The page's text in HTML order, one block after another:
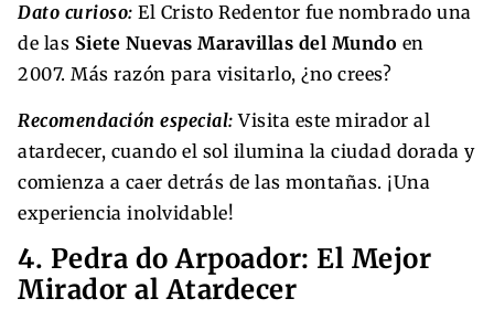
Dato curioso: El Cristo Redentor fue nombrado una
de las Siete Nuevas Maravillas del Mundo en
2007. Más razón para visitarlo, ¿no crees?
Recomendación especial: Visita este mirador al
atardecer, cuando el sol ilumina la ciudad dorada y
comienza a caer detrás de las montañas. ¡Una
experiencia inolvidable!
4. Pedra do Arpoador: El Mejor
Mirador al Atardecer